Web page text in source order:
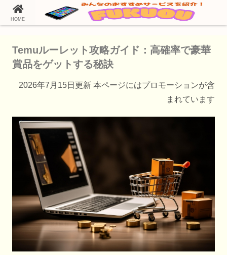
ホーム Temu（テム）の通販情報
Temuルーレット攻略ガイド：高確率で豪華
賞品をゲットする秘訣
2026年7月15日更新 本ページにはプロモーションが含
まれています
HOME